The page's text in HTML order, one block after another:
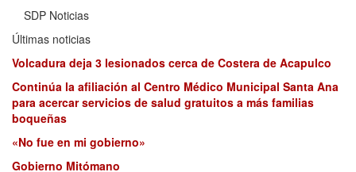
SDP Noticias
Últimas noticias
Volcadura deja 3 lesionados cerca de Costera de Acapulco
Continúa la afiliación al Centro Médico Municipal Santa Ana
para acercar servicios de salud gratuitos a más familias
boqueñas
«No fue en mi gobierno»
Gobierno Mitómano